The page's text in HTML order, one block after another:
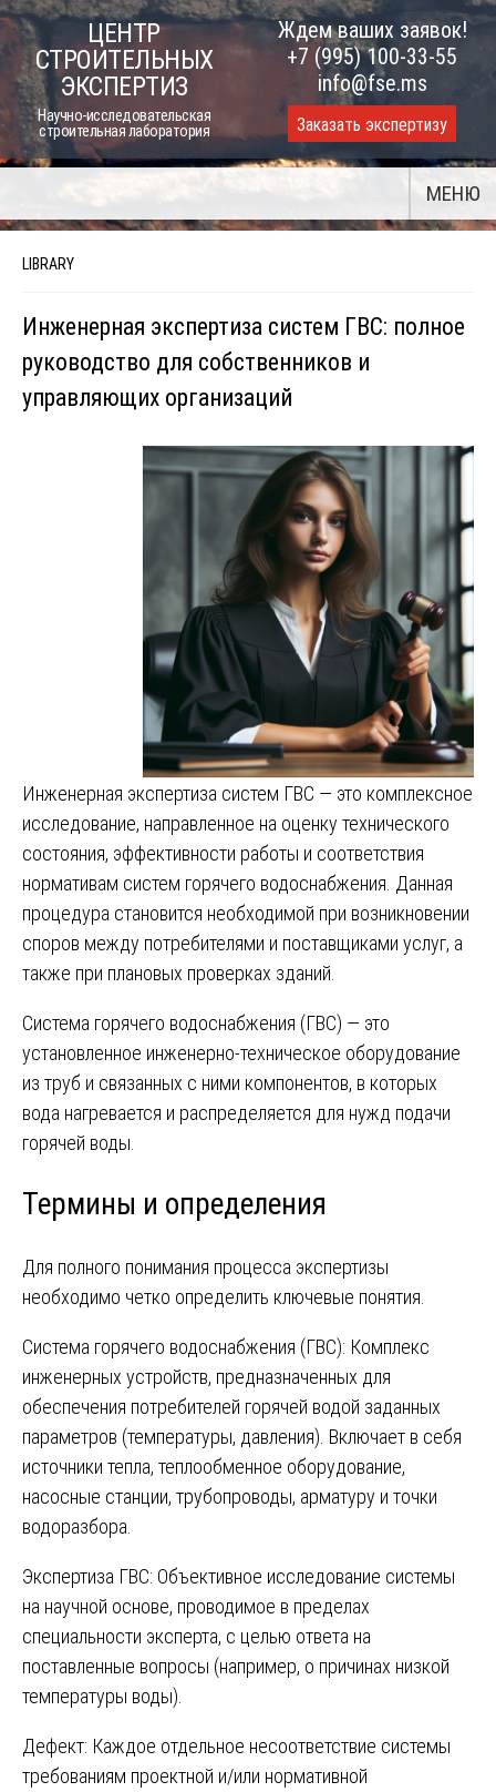
Skip
to
content
ЦЕНТР
СТРОИТЕЛЬНЫХ
ЭКСПЕРТИЗ
Научно-исследовательская
строительная лаборатория
Ждем ваших заявок!
+7 (995) 100-33-55
info@fse.ms
Заказать экспертизу
МЕНЮ
LIBRARY
Инженерная экспертиза систем ГВС: полное
руководство для собственников и
управляющих организаций
Инженерная экспертиза систем ГВС — это комплексное
исследование, направленное на оценку технического
состояния, эффективности работы и соответствия
нормативам систем горячего водоснабжения. Данная
процедура становится необходимой при возникновении
споров между потребителями и поставщиками услуг, а
также при плановых проверках зданий.
Система горячего водоснабжения (ГВС) — это
установленное инженерно-техническое оборудование
из труб и связанных с ними компонентов, в которых
вода нагревается и распределяется для нужд подачи
горячей воды.
Термины и определения
Для полного понимания процесса экспертизы
необходимо четко определить ключевые понятия.
Система горячего водоснабжения (ГВС): Комплекс
инженерных устройств, предназначенных для
обеспечения потребителей горячей водой заданных
параметров (температуры, давления). Включает в себя
источники тепла, теплообменное оборудование,
насосные станции, трубопроводы, арматуру и точки
водоразбора.
Экспертиза ГВС: Объективное исследование системы
на научной основе, проводимое в пределах
специальности эксперта, с целью ответа на
поставленные вопросы (например, о причинах низкой
температуры воды).
Дефект: Каждое отдельное несоответствие системы
требованиям проектной и/или нормативной